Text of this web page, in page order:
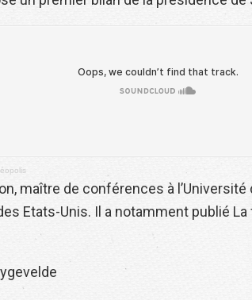
maître de conférences à
Etats-Unis. Il a notamment publié